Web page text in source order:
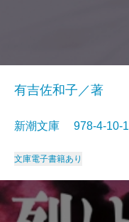
有吉佐和子／著
新潮文庫 978-4-
文庫電子書籍あり